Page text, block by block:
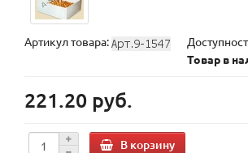
Артикул товара:
Товар в
221.20 руб.
В корзину